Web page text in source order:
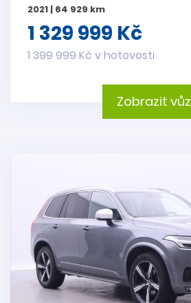
2021 | 64 929 km
1 329 999 Kč
1 399 999 Kč v hotovosti
Zobrazit vůz